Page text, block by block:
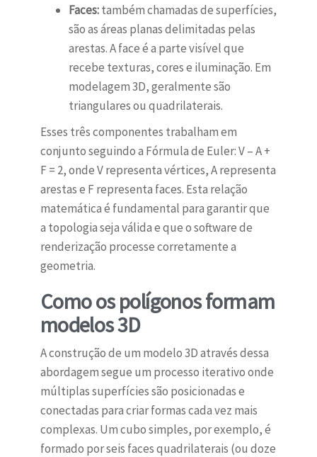
Faces:também chamadas de superfícies,
são as áreas planas delimitadas pelas
arestas. A face é a parte visível que
recebe texturas, cores e iluminação. Em
modelagem 3D, geralmente são
triangulares ou quadrilaterais.
Esses três componentes trabalham em
conjunto seguindo a Fórmula de Euler: V – A +
F = 2, onde V representa vértices, A representa
arestas e F representa faces. Esta relação
matemática é fundamental para garantir que
a topologia seja válida e que o software de
renderização processe corretamente a
geometria.
Como os polígonos formam
modelos 3D
A construção de um modelo 3D através dessa
abordagem segue um processo iterativo onde
múltiplas superfícies são posicionadas e
conectadas para criar formas cada vez mais
complexas. Um cubo simples, por exemplo, é
formado por seis faces quadrilaterais (ou doze